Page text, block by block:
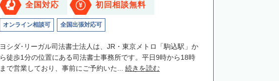
全国対応 初回相談無料
オンライン相談可 全国出張対応可
ヨシダ･リーガル司法書士法人は、JR・東京メトロ「駒込駅」か
ら徒歩1分の位置にある司法書士事務所です。平日9時から18時
まで営業しており、事前にご予約いた... 続きを読む